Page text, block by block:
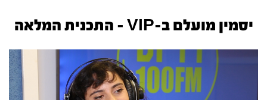
יסמין מועלם ב-VIP - התכנית המלאה